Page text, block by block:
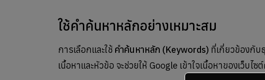
ใช้คำค้นหาหลักอย่างเหมาะสม
การเลือกและใช้ คำค้นหาหลัก (Keywords) ที่เกี่ยวข้องกับ
เนื้อหาและหัวข้อ จะช่วยให้ Google เข้าใจเนื้อหาของเว็บ